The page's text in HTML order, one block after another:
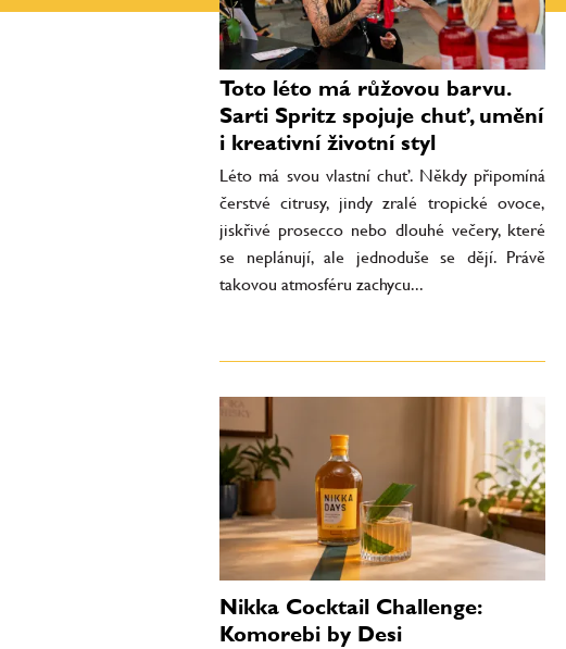
Toto léto má růžovou barvu.
Sarti Spritz spojuje chuť, umění
i kreativní životní styl
Léto má svou vlastní chuť. Někdy připomíná
čerstvé citrusy, jindy zralé tropické ovoce,
jiskřivé prosecco nebo dlouhé večery, které
se neplánují, ale jednoduše se dějí. Právě
takovou atmosféru zachycu...
Nikka Cocktail Challenge:
Komorebi by Desi